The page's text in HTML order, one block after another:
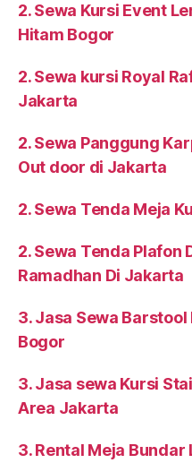
2. Sewa Kursi Event
Hitam Bogor
2. Sewa kursi Royal
Jakarta
2. Sewa Panggung
Out door di Jakarta
2. Sewa Tenda Meja
2. Sewa Tenda Plafon
Ramadhan Di Jakarta
3. Jasa Sewa
Bogor
3. Jasa sewa Kursi
Area Jakarta
3. Rental Meja